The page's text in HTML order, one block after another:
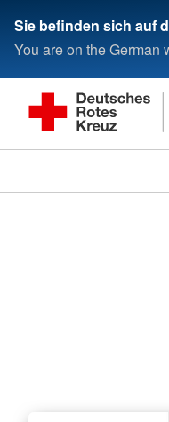
Sie befinden sich auf
You are on the German